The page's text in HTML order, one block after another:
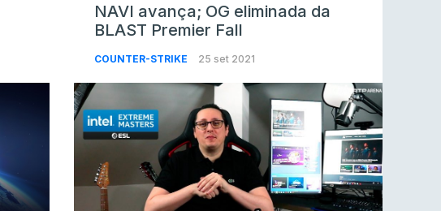
NAVI avança; OG eliminada da
BLAST Premier Fall
COUNTER-STRIKE 25 set 2021